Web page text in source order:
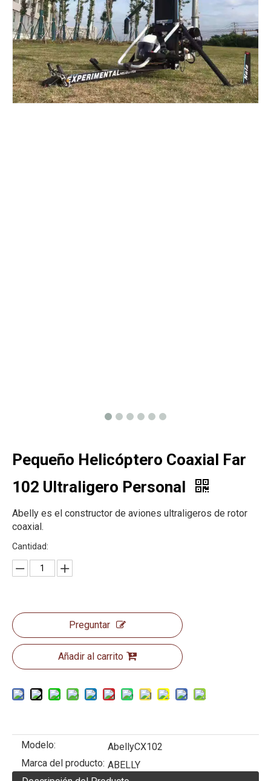
Pequeño Helicóptero Coaxial Far
102 Ultraligero Personal
Abelly es el constructor de aviones ultraligeros de rotor
coaxial.
Cantidad:
Preguntar
Añadir al carrito
Modelo:
AbellyCX102
Marca del producto: ABELLY